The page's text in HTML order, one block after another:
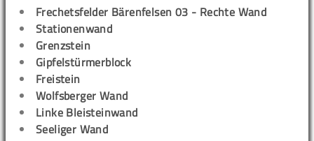
Frechetsfelder Bärenfelsen 03 - Rechte Wand
Stationenwand
Grenzstein
Gipfelstürmerblock
Freistein
Wolfsberger Wand
Linke Bleisteinwand
Seeliger Wand